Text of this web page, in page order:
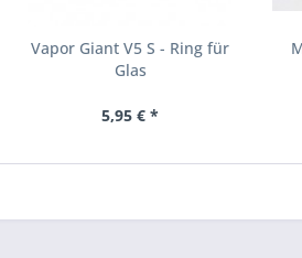
Vapor Giant V5 S - Ring für
Glas
5,95 € *